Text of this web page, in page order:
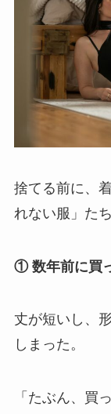
捨てる前に、
れない服」た
① 数年前に買
丈が短いし、
しまった。
「たぶん、買